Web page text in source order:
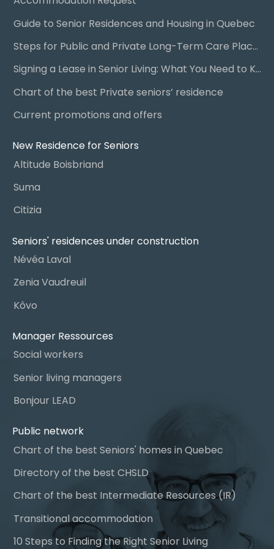
Guide to Senior Residences and Housing in Quebec
Steps for Public and Private Long-Term Care Placement
Signing a Lease in Senior Living: What You Need to Know
Chart of the best Private seniors’ residence
Current promotions and offers
New Residence for Seniors
Altitude Boisbriand
Suma
Citizia
Seniors' residences under construction
Névéa Laval
Zenia Vaudreuil
Kôvo
Manager Ressources
Social workers
Senior living managers
Bonjour LEAD
Public network
Chart of the best Seniors' homes in Quebec
Directory of the best CHSLD
Chart of the best Intermediate Resources (IR)
Transitional accommodation
10 Steps to Finding the Right Senior Living